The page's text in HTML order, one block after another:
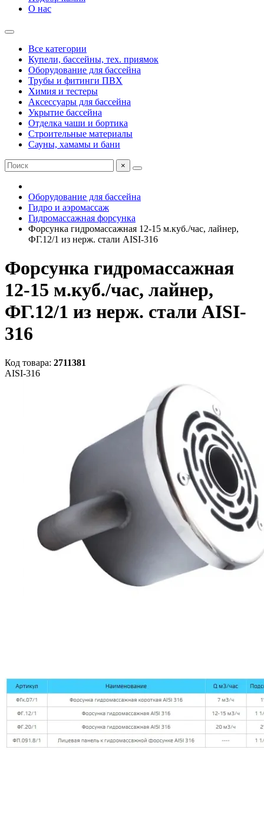
О нас
Все категории
Купели, бассейны, тех. приямок
Оборудование для бассейна
Трубы и фитинги ПВХ
Химия и тестеры
Аксессуары для бассейна
Укрытие бассейна
Отделка чаши и бортика
Строительные материалы
Сауны, хамамы и бани
×
Оборудование для бассейна
Гидро и аэромассаж
Гидромассажная форсунка
Форсунка гидромассажная 12-15 м.куб./час, лайнер,
ФГ.12/1 из нерж. стали AISI-316
Форсунка гидромассажная
12-15 м.куб./час, лайнер,
ФГ.12/1 из нерж. стали AISI-
316
Код товара: 2711381
AISI-316